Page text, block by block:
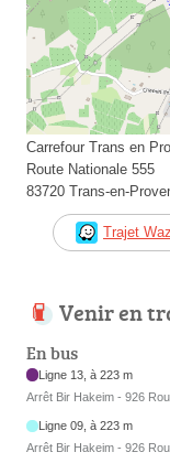
Carrefour Trans en
Route Nationale 555
83720 Trans-en-
Trajet
Venir en
En bus
Ligne 13, à 223 m
Arrêt Bir Hakeim - 926
Ligne 09, à 223 m
Arrêt Bir Hakeim - 926